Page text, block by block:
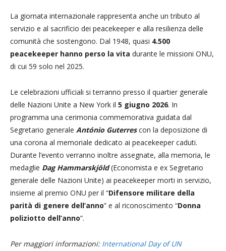
La giornata internazionale rappresenta anche un tributo al
servizio e al sacrificio dei peacekeeper e alla resilienza delle
comunità che sostengono. Dal 1948, quasi 4.500
peacekeeper hanno perso la vita durante le missioni ONU,
di cui 59 solo nel 2025.
Le celebrazioni ufficiali si terranno presso il quartier generale
delle Nazioni Unite a New York il 5 giugno 2026. In
programma una cerimonia commemorativa guidata dal
Segretario generale António Guterrescon la deposizione di
una corona al memoriale dedicato ai peacekeeper caduti.
Durante l’evento verranno inoltre assegnate, alla memoria, le
medaglie Dag Hammarskjöld(Economista e ex Segretario
generale delle Nazioni Unite) ai peacekeeper morti in servizio,
insieme al premio ONU per il “Difensore militare della
parità di genere dell’anno” e al riconoscimento “Donna
poliziotto dell’anno”.
Per maggiori informazioni: International Day of UN